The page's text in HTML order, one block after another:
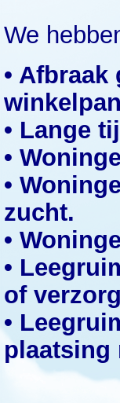
We
•
• Lange
•
•
zucht.
•
•
of
•
plaatsing